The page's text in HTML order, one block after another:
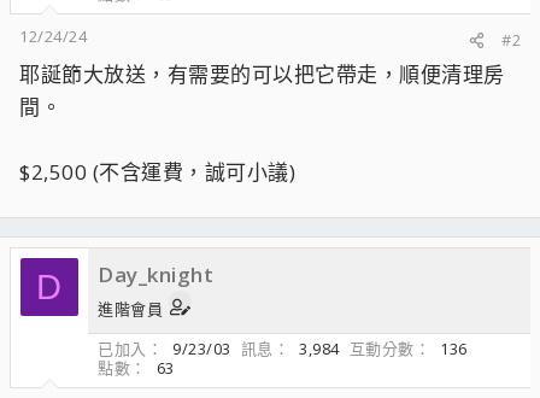
12/24/24
#2
耶誕節大放送，有需要的可以把它帶走，順便清理房
間。
$2,500 (不含運費，誠可小議)
D Day_knight
進階會員
已加入
9/23/03 訊息 3,984 互動分數
136
點數
63